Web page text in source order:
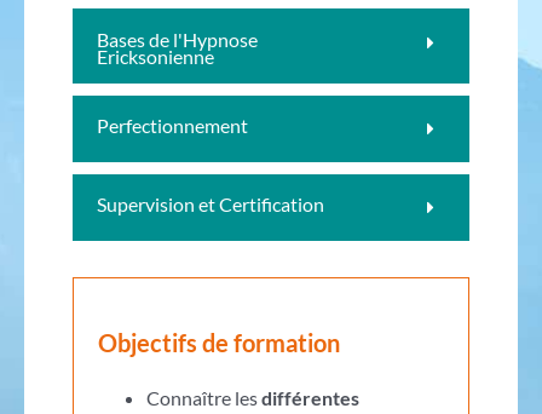
Bases de l'Hypnose
Ericksonienne
Perfectionnement
Supervision et Certification
Objectifs de formation
Connaître lesdifférentes